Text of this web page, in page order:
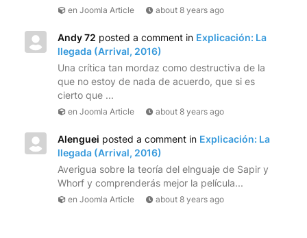
en Joomla Article about 8 years ago
Andy 72 posted a comment in Explicación: La
llegada (Arrival, 2016)
Una crítica tan mordaz como destructiva de la
que no estoy de nada de acuerdo, que si es
cierto que ...
en Joomla Article about 8 years ago
Alenguei posted a comment in Explicación: La
llegada (Arrival, 2016)
Averigua sobre la teoría del elnguaje de Sapir y
Whorf y comprenderás mejor la película...
en Joomla Article about 8 years ago